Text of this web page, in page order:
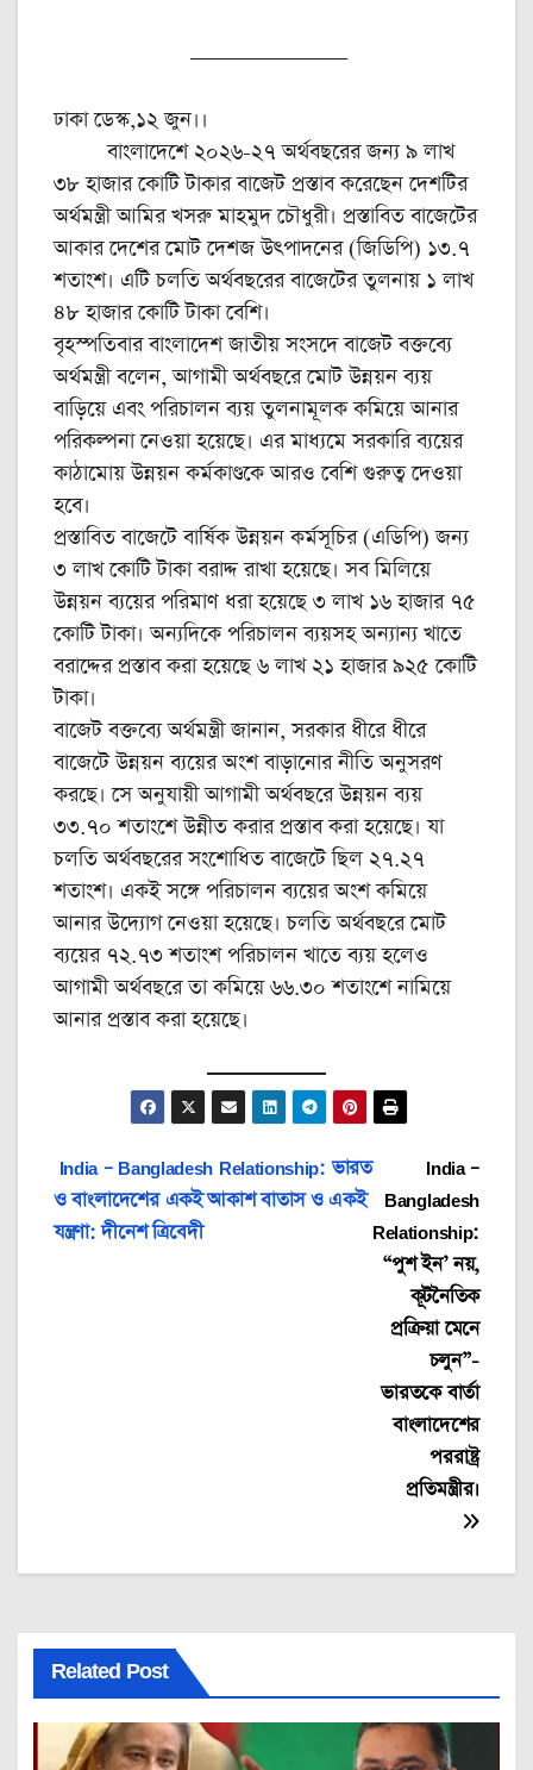
___________
ঢাকা ডেস্ক,১২ জুন।।
বাংলাদেশে ২০২৬-২৭ অর্থবছরের জন্য ৯ লাখ
৩৮ হাজার কোটি টাকার বাজেট প্রস্তাব করেছেন দেশটির
অর্থমন্ত্রী আমির খসরু মাহমুদ চৌধুরী। প্রস্তাবিত বাজেটের
আকার দেশের মোট দেশজ উৎপাদনের (জিডিপি) ১৩.৭
শতাংশ। এটি চলতি অর্থবছরের বাজেটের তুলনায় ১ লাখ
৪৮ হাজার কোটি টাকা বেশি।
বৃহস্পতিবার বাংলাদেশ জাতীয় সংসদে বাজেট বক্তব্যে
অর্থমন্ত্রী বলেন, আগামী অর্থবছরে মোট উন্নয়ন ব্যয়
বাড়িয়ে এবং পরিচালন ব্যয় তুলনামূলক কমিয়ে আনার
পরিকল্পনা নেওয়া হয়েছে। এর মাধ্যমে সরকারি ব্যয়ের
কাঠামোয় উন্নয়ন কর্মকাণ্ডকে আরও বেশি গুরুত্ব দেওয়া
হবে।
প্রস্তাবিত বাজেটে বার্ষিক উন্নয়ন কর্মসূচির (এডিপি) জন্য
৩ লাখ কোটি টাকা বরাদ্দ রাখা হয়েছে। সব মিলিয়ে
উন্নয়ন ব্যয়ের পরিমাণ ধরা হয়েছে ৩ লাখ ১৬ হাজার ৭৫
কোটি টাকা। অন্যদিকে পরিচালন ব্যয়সহ অন্যান্য খাতে
বরাদ্দের প্রস্তাব করা হয়েছে ৬ লাখ ২১ হাজার ৯২৫ কোটি
টাকা।
বাজেট বক্তব্যে অর্থমন্ত্রী জানান, সরকার ধীরে ধীরে
বাজেটে উন্নয়ন ব্যয়ের অংশ বাড়ানোর নীতি অনুসরণ
করছে। সে অনুযায়ী আগামী অর্থবছরে উন্নয়ন ব্যয়
৩৩.৭০ শতাংশে উন্নীত করার প্রস্তাব করা হয়েছে। যা
চলতি অর্থবছরের সংশোধিত বাজেটে ছিল ২৭.২৭
শতাংশ। একই সঙ্গে পরিচালন ব্যয়ের অংশ কমিয়ে
আনার উদ্যোগ নেওয়া হয়েছে। চলতি অর্থবছরে মোট
ব্যয়ের ৭২.৭৩ শতাংশ পরিচালন খাতে ব্যয় হলেও
আগামী অর্থবছরে তা কমিয়ে ৬৬.৩০ শতাংশে নামিয়ে
আনার প্রস্তাব করা হয়েছে।
Post
navigation
India –
Bangladesh
Relationship:
“পুশ ইন’ নয়,
কূটনৈতিক
প্রক্রিয়া মেনে
চলুন”-
ভারতকে বার্তা
বাংলাদেশের
পররাষ্ট্র
প্রতিমন্ত্রীর।
India – Bangladesh Relationship: ভারত
ও বাংলাদেশের একই আকাশ বাতাস ও একই
যন্ত্রণা: দীনেশ ত্রিবেদী
Related Post